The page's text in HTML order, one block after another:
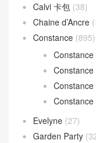
Calvi 卡包 (38)
Chaine d’Ancre
Constance (895)
Constance
Constance
Constance
Constance
Evelyne (27)
Garden Party